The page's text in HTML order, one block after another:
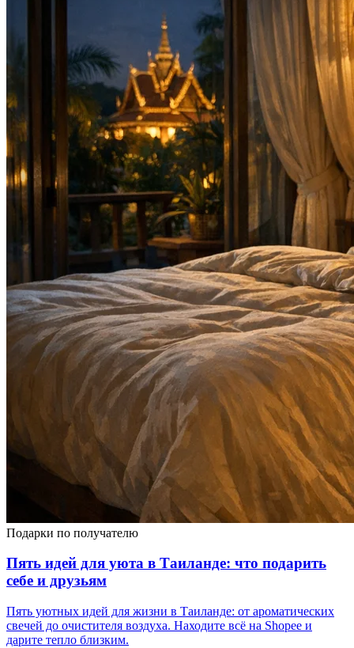
Подарки по получателю
Пять идей для уюта в Таиланде: что подарить
себе и друзьям
Пять уютных идей для жизни в Таиланде: от ароматических
свечей до очистителя воздуха. Находите всё на Shopee и
дарите тепло близким.